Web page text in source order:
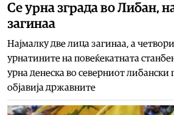
Се урна зграда во Либан,
загинаа
Најмалку две лица загинаа, а
урнатините на повеќекатната
урна денеска во северниот либански
објавија државните